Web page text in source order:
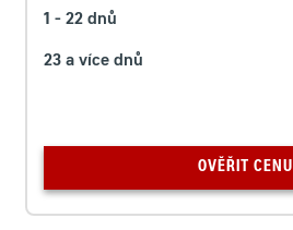
1 - 22 dnů
23 a více dnů
OVĚŘIT CENU